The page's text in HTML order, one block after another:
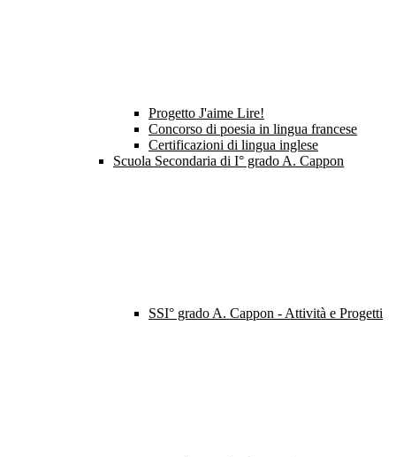
Progetto J'aime Lire!
Concorso di poesia in lingua francese
Certificazioni di lingua inglese
Scuola Secondaria di I° grado A. Cappon
SSI° grado A. Cappon - Attività e Progetti